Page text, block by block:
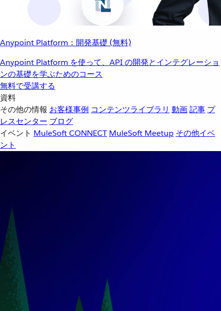
Anypoint Platform：開発基礎 (無料)
Anypoint Platform を使って、API の開発とインテグレーショ
ンの基礎を学ぶためのコース
無料で受講する
資料
その他の情報 お客様事例 コンテンツライブラリ 動画記事 プ
レスセンター ブログ
イベント MuleSoft CONNECT MuleSoft Meetup その他イベ
ント